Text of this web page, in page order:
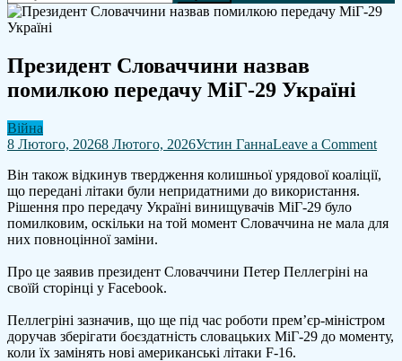
Президент Словаччини назвав
помилкою передачу МіГ-29 Україні
Війна
8 Лютого, 20268 Лютого, 2026Устин ГаннаLeave a Commenton
Він також відкинув твердження колишньої урядової коаліції,
що передані літаки були непридатними до використання.
Рішення про передачу Україні винищувачів МіГ-29 було
помилковим, оскільки на той момент Словаччина не мала для
них повноцінної заміни.
Про це заявив президент Словаччини Петер Пеллегріні на
своїй сторінці у Facebook.
Пеллегріні зазначив, що ще під час роботи прем’єр-міністром
доручав зберігати боєздатність словацьких МіГ-29 до моменту,
коли їх замінять нові американські літаки F-16.